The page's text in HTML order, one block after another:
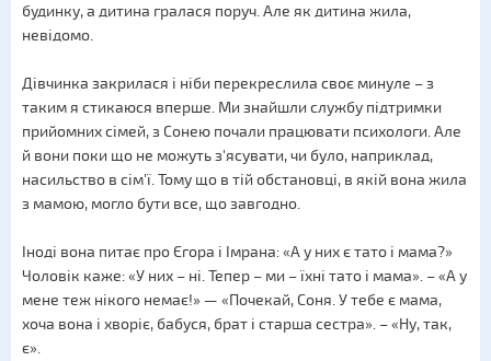
будинку, а дитина гралася поруч. Але як дитина жила,
невідомо.
Дівчинка закрилася і ніби перекреслила своє минуле – з
таким я стикаюся вперше. Ми знайшли службу підтримки
прийомних сімей, з Сонею почали працювати психологи. Але
й вони поки що не можуть з'ясувати, чи було, наприклад,
насильство в сім'ї. Тому що в тій обстановці, в якій вона жила
з мамою, могло бути все, що завгодно.
Іноді вона питає про Єгора і Імрана: «А у них є тато і мама?»
Чоловік каже: «У них – ні. Тепер – ми – їхні тато і мама». – «А у
мене теж нікого немає!» — «Почекай, Соня. У тебе є мама,
хоча вона і хворіє, бабуся, брат і старша сестра». – «Ну, так,
є».